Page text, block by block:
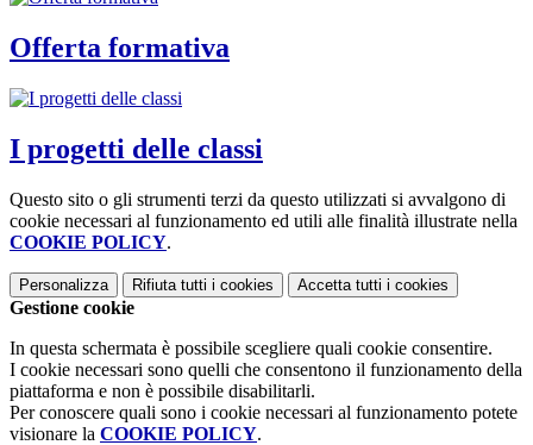
Offerta formativa
I progetti delle classi
Questo sito o gli strumenti terzi da questo utilizzati si avvalgono di
cookie necessari al funzionamento ed utili alle finalità illustrate nella
COOKIE POLICY.
Personalizza Rifiuta tutti i cookies Accetta tutti i cookies
Gestione cookie
In questa schermata è possibile scegliere quali cookie consentire.
I cookie necessari sono quelli che consentono il funzionamento della
piattaforma e non è possibile disabilitarli.
Per conoscere quali sono i cookie necessari al funzionamento potete
visionare la COOKIE POLICY.